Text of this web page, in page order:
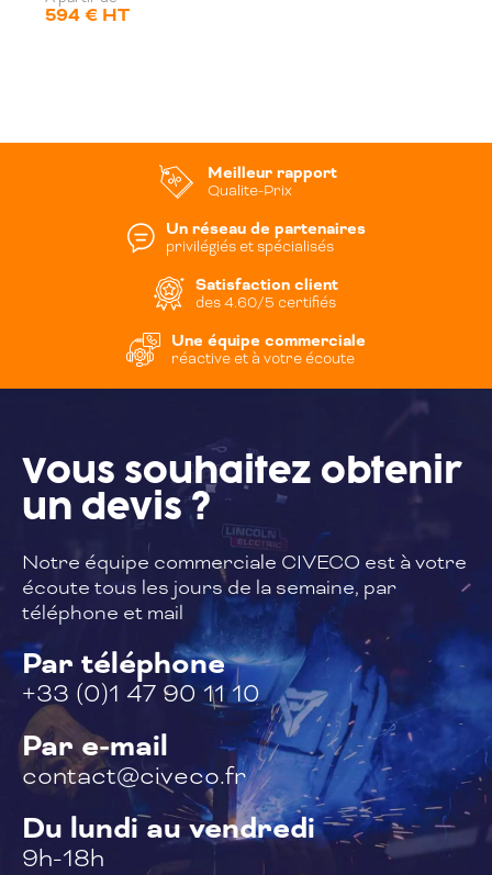
594 € HT
Meilleur rapport
Qualite-Prix
Un réseau de partenaires
privilégiés et spécialisés
Satisfaction client
des 4.60/5 certifiés
Une équipe commerciale
réactive et à votre écoute
Vous souhaitez obtenir
un devis ?
Notre équipe commerciale CIVECO est àvotre
écoute tous les jours de la semaine, par
téléphone et mail
Par téléphone
+33 (0)1 47 90 11 10
Par e-mail
contact@civeco.fr
Du lundi au vendredi
9h-18h